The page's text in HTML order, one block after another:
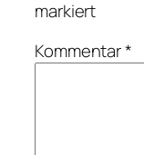
markiert
Kommentar*